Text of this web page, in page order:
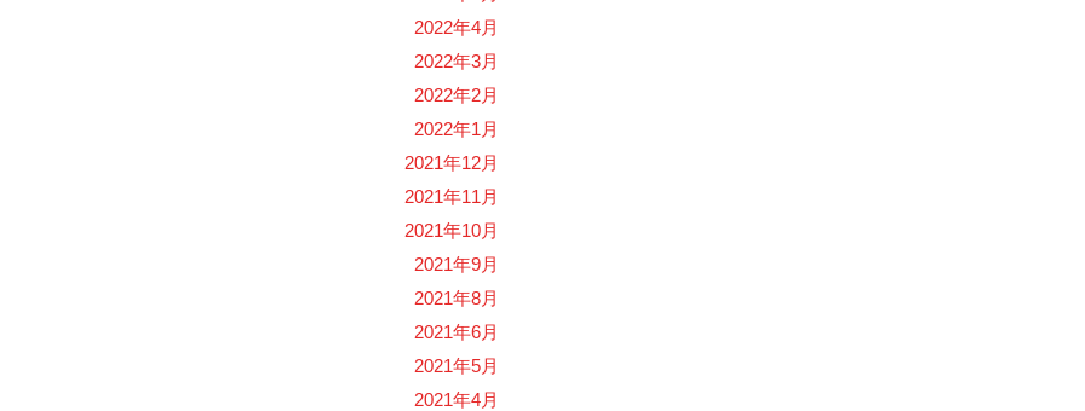
2022年4月
2022年3月
2022年2月
2022年1月
2021年12月
2021年11月
2021年10月
2021年9月
2021年8月
2021年6月
2021年5月
2021年4月